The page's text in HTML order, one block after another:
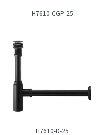
H7610-CGP-25
H7610-D-25